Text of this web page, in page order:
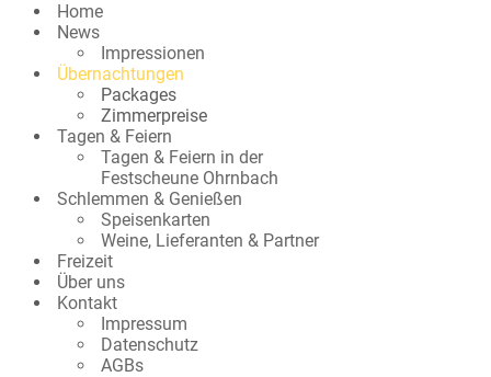
Home
News
Impressionen
Übernachtungen
Packages
Zimmerpreise
Tagen & Feiern
Tagen & Feiern in der
Festscheune Ohrnbach
Schlemmen & Genießen
Speisenkarten
Weine, Lieferanten & Partner
Freizeit
Über uns
Kontakt
Impressum
Datenschutz
AGBs